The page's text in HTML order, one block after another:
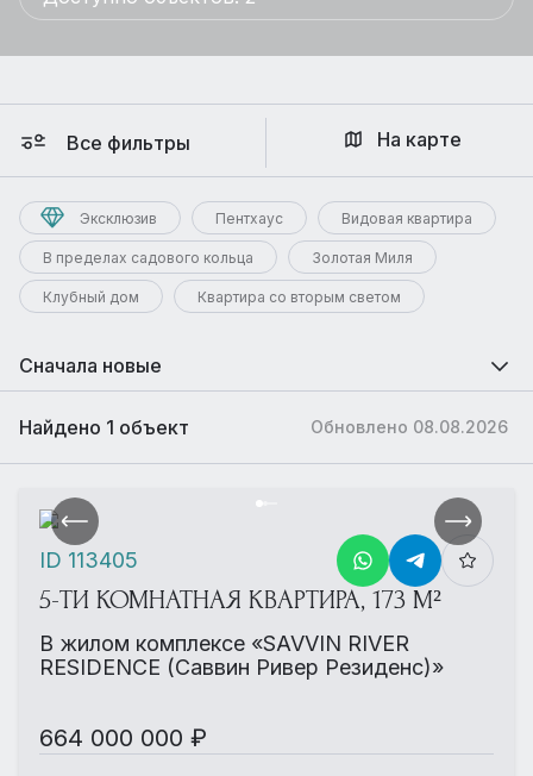
Все фильтры
Эксклюзив Пентхаус Видовая квартира
В пределах садового кольца Золотая Миля
Клубный дом Квартира со вторым светом
На карте
Сначала новые
Обновлено 08.08.2026
Найдено 1 объект
5-ТИ КОМНАТНАЯ КВАРТИРА, 173 М²
В жилом комплексе «SAVVIN RIVER
RESIDENCE (Саввин Ривер Резиденс)»
664 000 000 ₽
ID 113405